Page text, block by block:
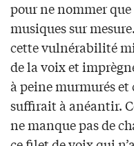
pour ne nommer
musiques sur
cette vulnérabilité
de la voix et
à peine murmurés et
suffirait à anéantir.
ne manque pas de